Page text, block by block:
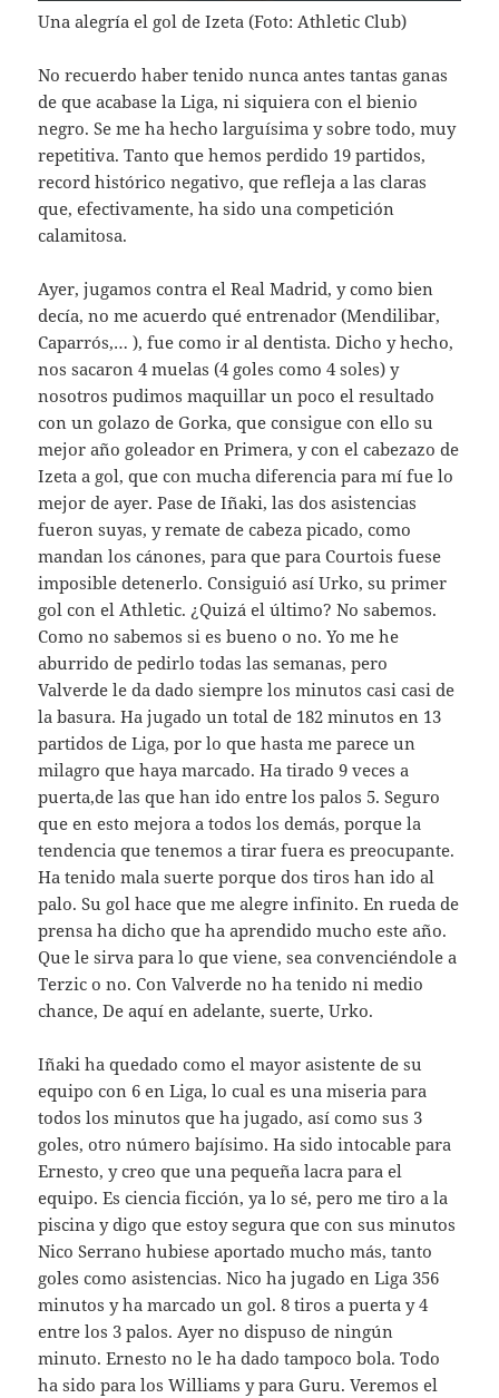
Una alegría el gol de Izeta (Foto: Athletic Club)
No recuerdo haber tenido nunca antes tantas ganas
de que acabase la Liga, ni siquiera con el bienio
negro. Se me ha hecho larguísima y sobre todo, muy
repetitiva. Tanto que hemos perdido 19 partidos,
record histórico negativo, que refleja a las claras
que, efectivamente, ha sido una competición
calamitosa.
Ayer, jugamos contra el Real Madrid, y como bien
decía, no me acuerdo qué entrenador (Mendilibar,
Caparrós,… ), fue como ir al dentista. Dicho y hecho,
nos sacaron 4 muelas (4 goles como 4 soles) y
nosotros pudimos maquillar un poco el resultado
con un golazo de Gorka, que consigue con ello su
mejor año goleador en Primera, y con el cabezazo de
Izeta a gol, que con mucha diferencia para mí fue lo
mejor de ayer. Pase de Iñaki, las dos asistencias
fueron suyas, y remate de cabeza picado, como
mandan los cánones, para que para Courtois fuese
imposible detenerlo. Consiguió así Urko, su primer
gol con el Athletic. ¿Quizá el último? No sabemos.
Como no sabemos si es bueno o no. Yo me he
aburrido de pedirlo todas las semanas, pero
Valverde le da dado siempre los minutos casi casi de
la basura. Ha jugado un total de 182 minutos en 13
partidos de Liga, por lo que hasta me parece un
milagro que haya marcado. Ha tirado 9 veces a
puerta,de las que han ido entre los palos 5. Seguro
que en esto mejora a todos los demás, porque la
tendencia que tenemos a tirar fuera es preocupante.
Ha tenido mala suerte porque dos tiros han ido al
palo. Su gol hace que me alegre infinito. En rueda de
prensa ha dicho que ha aprendido mucho este año.
Que le sirva para lo que viene, sea convenciéndole a
Terzic o no. Con Valverde no ha tenido ni medio
chance, De aquí en adelante, suerte, Urko.
Iñaki ha quedado como el mayor asistente de su
equipo con 6 en Liga, lo cual es una miseria para
todos los minutos que ha jugado, así como sus 3
goles, otro número bajísimo. Ha sido intocable para
Ernesto, y creo que una pequeña lacra para el
equipo. Es ciencia ficción, ya lo sé, pero me tiro a la
piscina y digo que estoy segura que con sus minutos
Nico Serrano hubiese aportado mucho más, tanto
goles como asistencias. Nico ha jugado en Liga 356
minutos y ha marcado un gol. 8 tiros a puerta y 4
entre los 3 palos. Ayer no dispuso de ningún
minuto. Ernesto no le ha dado tampoco bola. Todo
ha sido para los Williams y para Guru. Veremos el